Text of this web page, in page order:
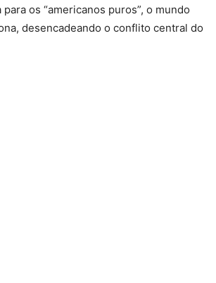
os “americanos puros”, o mundo
desencadeando o conflito central do